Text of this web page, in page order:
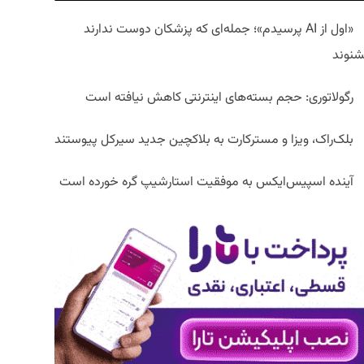
«اول از AI پرسیدم»؛ جمله‌ای که پزشکان دوست ندارند
رگولاتوری: حجم بسته‌های اینترنتی کاهش نیافته است
بلک‌راک، ویزا و مسترکارت به بلاکچین جدید سیرکل پیوستند
آینده اسپیس‌ایکس به موفقیت استارشیپ گره خورده است